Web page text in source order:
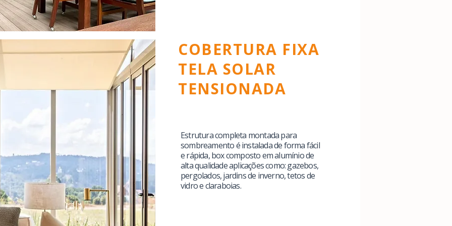
COBERTURA FIXA
TELA SOLAR
TENSIONADA
Estrutura completa montada para
sombreamento é instalada de forma fácil
e rápida, box composto em alumínio de
alta qualidade aplicações como: gazebos,
pergolados, jardins de inverno, tetos de
vidro e claraboias.